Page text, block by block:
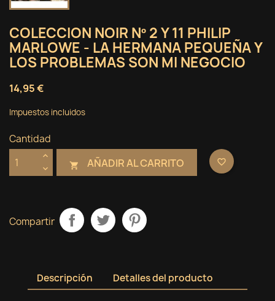
COLECCION NOIR Nº 2 Y 11 PHILIP
MARLOWE - LA HERMANA PEQUEÑA Y
LOS PROBLEMAS SON MI NEGOCIO
14,95 €
Impuestos incluidos
Cantidad
 AÑADIR AL CARRITO favorite_border
Compartir
Descripción Detalles del producto